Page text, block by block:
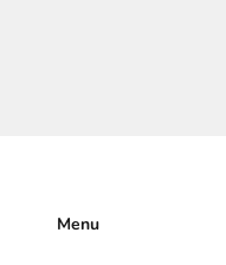
Menu